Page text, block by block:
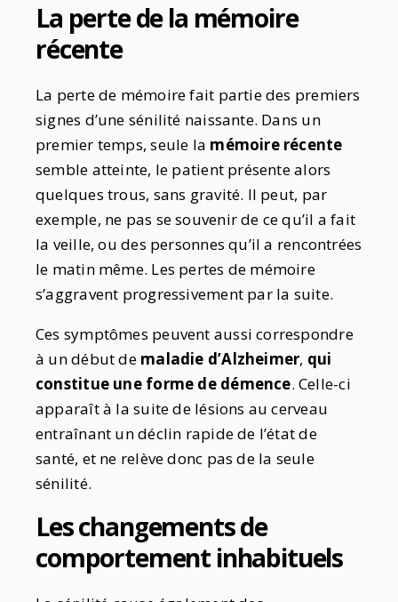
La perte de la mémoire
récente
La perte de mémoire fait partie des premiers
signes d’une sénilité naissante. Dans un
premier temps, seule la mémoire récente
semble atteinte, le patient présente alors
quelques trous, sans gravité. Il peut, par
exemple, ne pas se souvenir de ce qu’il a fait
la veille, ou des personnes qu’il a rencontrées
le matin même. Les pertes de mémoire
s’aggravent progressivement par la suite.
Ces symptômes peuvent aussi correspondre
à un début de maladie d’Alzheimer, qui
constitue une forme de démence. Celle-ci
apparaît à la suite de lésions au cerveau
entraînant un déclin rapide de l’état de
santé, et ne relève donc pas de la seule
sénilité.
Les changements de
comportement inhabituels